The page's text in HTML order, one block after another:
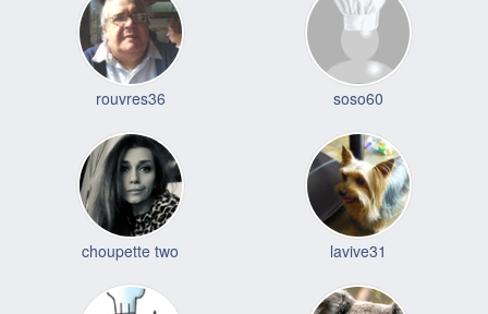
rouvres36 soso60
choupette two lavive31